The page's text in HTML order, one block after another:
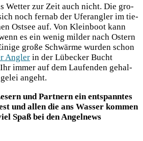
Wet­ter zur Zeit auch nicht. Die gro­
noch fern­ab der Ufer­ang­ler im tie­
Ost­see auf. Von Klein­boot kann
es ein wenig mil­der nach Ostern
gro­ße Schwär­me wur­den schon
Ang­ler in der Lübe­cker Bucht
immer auf dem Lau­fen­den gehal­
angeht.
und Part­nern ein ent­spann­tes
und allen die ans Was­ser kom­men
Spaß bei den Angel­news